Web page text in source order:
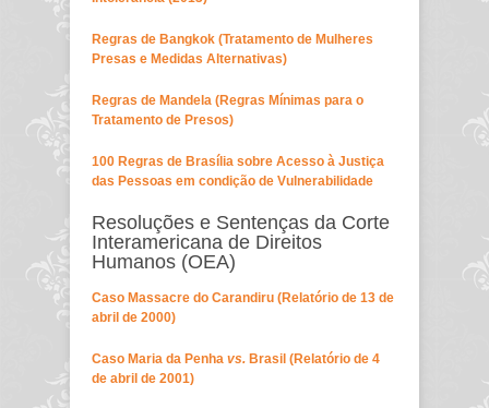
Regras de Bangkok (Tratamento de Mulheres
Presas e Medidas Alternativas)
Regras de Mandela (Regras Mínimas para o
Tratamento de Presos)
100 Regras de Brasília sobre Acesso à Justiça
das Pessoas em condição de Vulnerabilidade
Resoluções e Sentenças da Corte
Interamericana de Direitos
Humanos (OEA)
Caso Massacre do Carandiru (Relatório de 13 de
abril de 2000)
Caso Maria da Penha vs. Brasil (Relatório de 4
de abril de 2001)